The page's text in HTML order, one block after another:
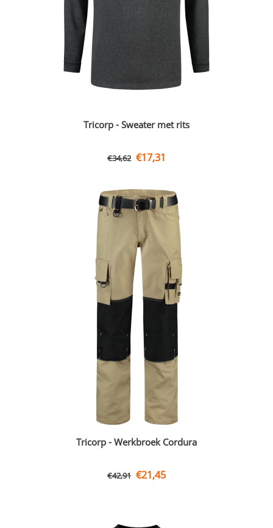
Tricorp - Sweater met rits
€34,62 €17,31
Tricorp - Werkbroek Cordura
€42,91 €21,45